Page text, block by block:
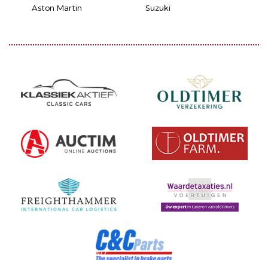
Aston Martin
Suzuki